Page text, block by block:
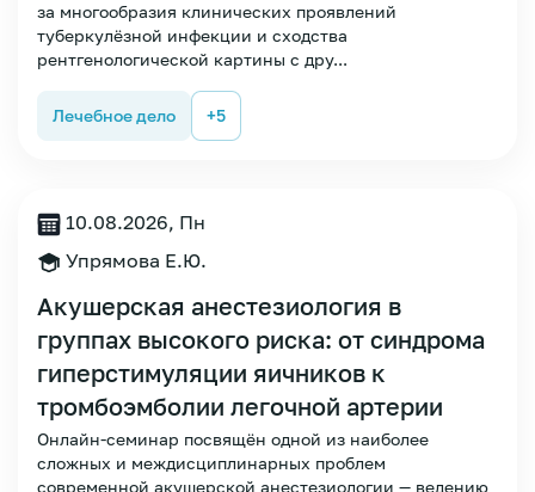
Зарегистрироваться
за многообразия клинических проявлений
туберкулёзной инфекции и сходства
рентгенологической картины с дру...
Лечебное дело +5
10.08.2026, Пн
Упрямова Е.Ю.
Акушерская анестезиология в
группах высокого риска: от синдрома
гиперстимуляции яичников к
тромбоэмболии легочной артерии
Онлайн-семинар посвящён одной из наиболее
сложных и междисциплинарных проблем
современной акушерской анестезиологии — ведению